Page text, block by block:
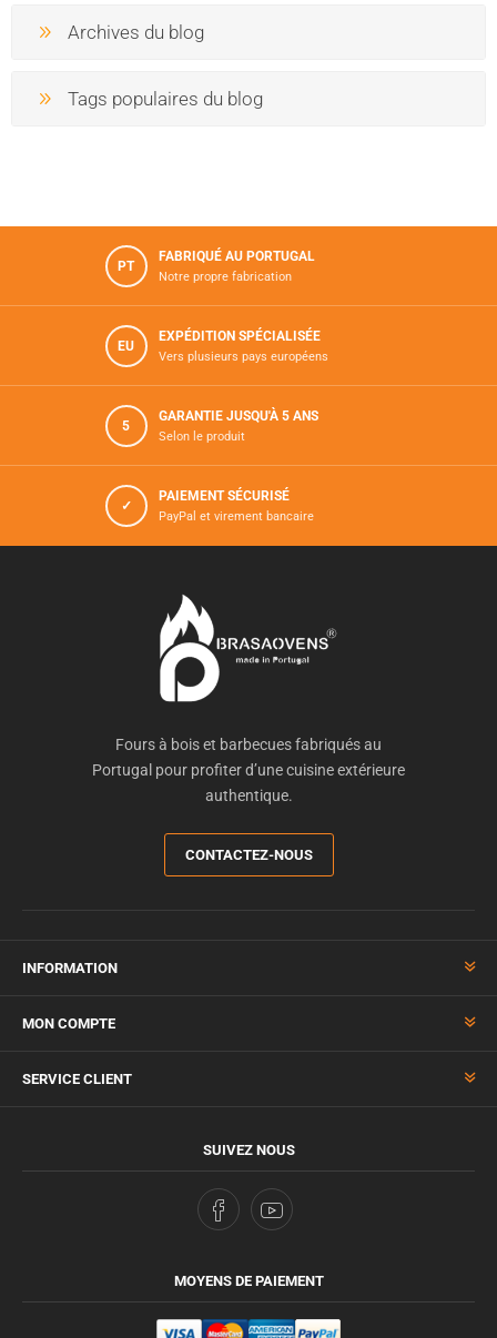
Archives du blog
Tags populaires du blog
PT
FABRIQUÉ AU PORTUGAL
Notre propre fabrication
EU
EXPÉDITION SPÉCIALISÉE
Vers plusieurs pays européens
5
GARANTIE JUSQU'À 5 ANS
Selon le produit
✓
PAIEMENT SÉCURISÉ
PayPal et virement bancaire
Fours à bois et barbecues fabriqués au
Portugal pour profiter d’une cuisine extérieure
authentique.
CONTACTEZ-NOUS
INFORMATION
MON COMPTE
SERVICE CLIENT
SUIVEZ NOUS
MOYENS DE PAIEMENT